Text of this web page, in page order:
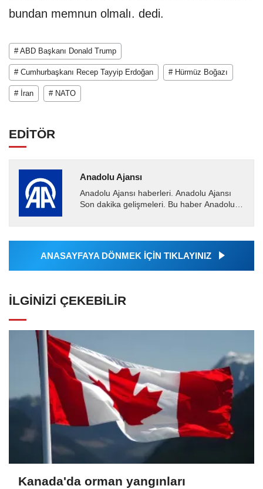
bundan memnun olmalı. dedi.
# ABD Başkanı Donald Trump
# Cumhurbaşkanı Recep Tayyip Erdoğan # Hürmüz Boğazı
# İran # NATO
EDİTÖR
Anadolu Ajansı
Anadolu Ajansı haberleri. Anadolu Ajansı
Son dakika gelişmeleri. Bu haber Anadolu
Ajansı tarafından...
ANASAYFAYA DÖNMEK İÇİN TIKLAYINIZ
İLGINIZI ÇEKEBILIR
Kanada'da orman yangınları